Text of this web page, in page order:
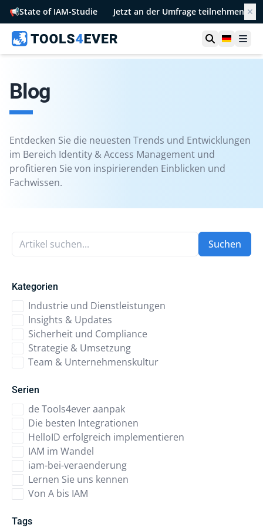
📢State of IAM-Studie Jetzt an der Umfrage teilnehmen ✕
Suche
Blog
Entdecken Sie die neuesten Trends und Entwicklungen
im Bereich Identity & Access Management und
profitieren Sie von inspirierenden Einblicken und
Fachwissen.
Artikel suchen... Suchen
Kategorien
Industrie und Dienstleistungen
Insights & Updates
Sicherheit und Compliance
Strategie & Umsetzung
Team & Unternehmenskultur
Serien
de Tools4ever aanpak
Die besten Integrationen
HelloID erfolgreich implementieren
IAM im Wandel
iam-bei-veraenderung
Lernen Sie uns kennen
Von A bis IAM
Tags